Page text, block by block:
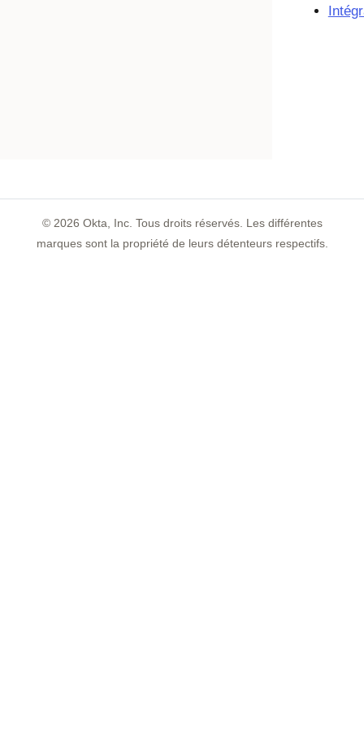
© 2026 Okta, Inc. Tous droits réservés. Les différentes
marques sont la propriété de leurs détenteurs respectifs.